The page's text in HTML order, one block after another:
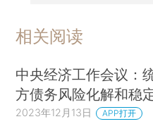
相关阅读
中央经济工作会议：
方债务风险化解和稳
2023年12月13日 APP打开